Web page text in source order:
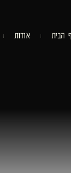
ף הבית אודות